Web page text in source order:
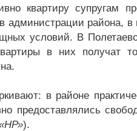
квартиру супругам
администрации района,
условий. В
в них получат
в районе
предоставлялись
).